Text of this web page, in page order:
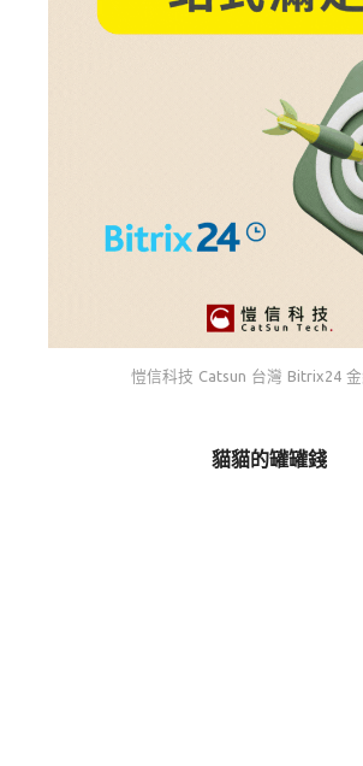
愷信科技 Catsun 台灣 Bitrix24
貓貓的罐罐錢